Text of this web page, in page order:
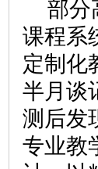
部分
课程系
定制化
半月谈
测后发
专业教